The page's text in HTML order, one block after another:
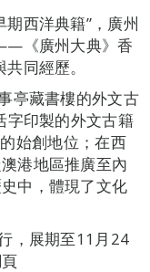
西洋典籍”，廣州
《廣州大典》香
同經歷。
亭藏書樓的外文古
字印製的外文古籍
始創地位；在西
港地區推廣至內
中，體現了文化
，展期至11月24